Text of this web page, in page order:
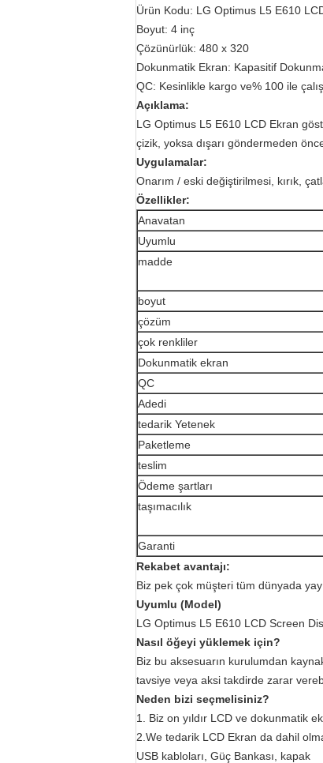
Ürün Kodu: LG Optimus L5 E610
Boyut: 4 inç
Çözünürlük: 480 x 320
Dokunmatik Ekran: Kapasitif
QC: Kesinlikle kargo ve% 100 ile
Açıklama:
LG Optimus L5 E610 LCD Ekran
çizik, yoksa dışarı göndermeden
Uygulamalar:
Onarım / eski değiştirilmesi, kırık,
Özellikler:
Anavatan
Uyumlu
madde
boyut
çözüm
çok renkliler
Dokunmatik ekran
QC
Adedi
tedarik Yetenek
Paketleme
teslim
Ödeme şartları
taşımacılık
Garanti
Rekabet avantajı:
Biz pek çok müşteri tüm dünyada
Uyumlu (Model)
LG Optimus L5 E610 LCD Screen
Nasıl öğeyi yüklemek için?
Biz bu aksesuarın kurulumdan
tavsiye veya aksi takdirde zarar
Neden bizi seçmelisiniz?
1. Biz on yıldır LCD ve dokunmatik
2.We tedarik LCD Ekran da dahil
USB kabloları, Güç Bankası, kapak